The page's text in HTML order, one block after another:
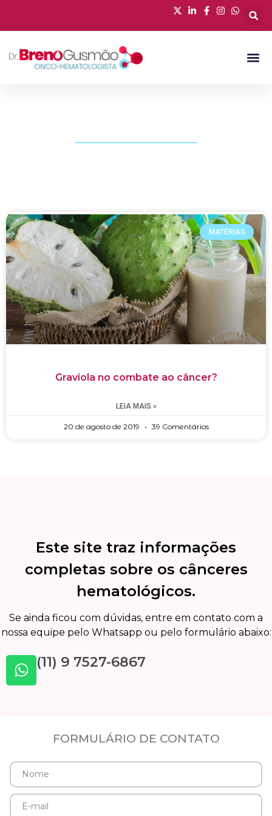
MATÉRIAS
Graviola no combate ao câncer?
LEIA MAIS »
20 de agosto de 2019 39 Comentários
Este site traz informações
completas sobre os cânceres
hematológicos.
Se ainda ficou com dúvidas, entre em contato com a
nossa equipe pelo Whatsapp ou pelo formulário abaixo:
(11) 9 7527-6867
FORMULÁRIO DE CONTATO
Nome